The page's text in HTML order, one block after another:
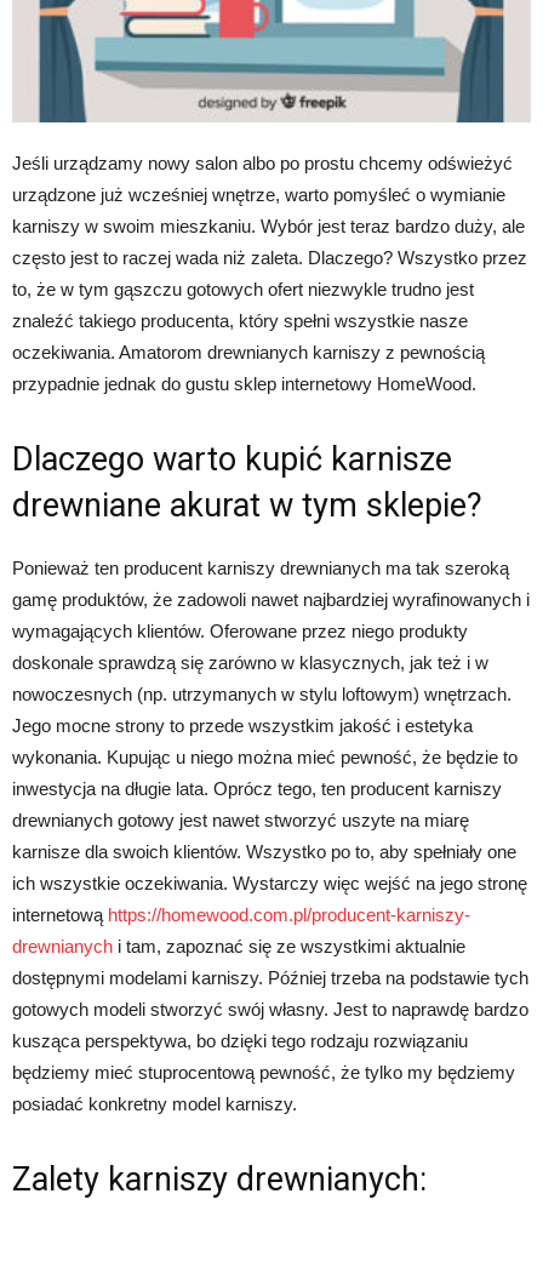
Jeśli urządzamy nowy salon albo po prostu chcemy odświeżyć
urządzone już wcześniej wnętrze, warto pomyśleć o wymianie
karniszy w swoim mieszkaniu. Wybór jest teraz bardzo duży, ale
często jest to raczej wada niż zaleta. Dlaczego? Wszystko przez
to, że w tym gąszczu gotowych ofert niezwykle trudno jest
znaleźć takiego producenta, który spełni wszystkie nasze
oczekiwania. Amatorom drewnianych karniszy z pewnością
przypadnie jednak do gustu sklep internetowy HomeWood.
Dlaczego warto kupić karnisze
drewniane akurat w tym sklepie?
Ponieważ ten producent karniszy drewnianych ma tak szeroką
gamę produktów, że zadowoli nawet najbardziej wyrafinowanych i
wymagających klientów. Oferowane przez niego produkty
doskonale sprawdzą się zarówno w klasycznych, jak też i w
nowoczesnych (np. utrzymanych w stylu loftowym) wnętrzach.
Jego mocne strony to przede wszystkim jakość i estetyka
wykonania. Kupując u niego można mieć pewność, że będzie to
inwestycja na długie lata. Oprócz tego, ten producent karniszy
drewnianych gotowy jest nawet stworzyć uszyte na miarę
karnisze dla swoich klientów. Wszystko po to, aby spełniały one
ich wszystkie oczekiwania. Wystarczy więc wejść na jego stronę
internetową https://homewood.com.pl/producent-karniszy-
drewnianych i tam, zapoznać się ze wszystkimi aktualnie
dostępnymi modelami karniszy. Później trzeba na podstawie tych
gotowych modeli stworzyć swój własny. Jest to naprawdę bardzo
kusząca perspektywa, bo dzięki tego rodzaju rozwiązaniu
będziemy mieć stuprocentową pewność, że tylko my będziemy
posiadać konkretny model karniszy.
Zalety karniszy drewnianych: